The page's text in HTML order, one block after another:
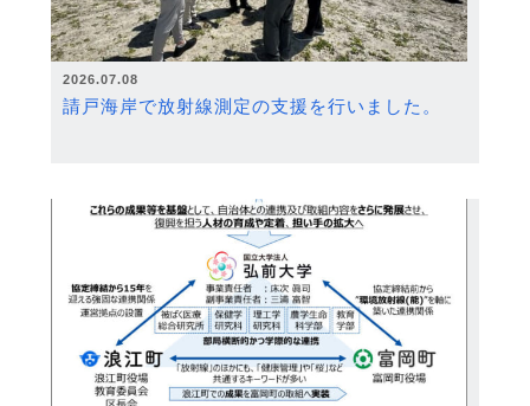
2026.07.08
請戸海岸で放射線測定の支援を行いました。